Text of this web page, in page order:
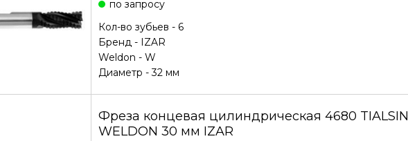
по запросу
Кол-во зубьев - 6
Бренд - IZAR
Weldon - W
Диаметр - 32 мм
Фреза концевая цилиндрическая 4680 TIALSIN
WELDON 30 мм IZAR